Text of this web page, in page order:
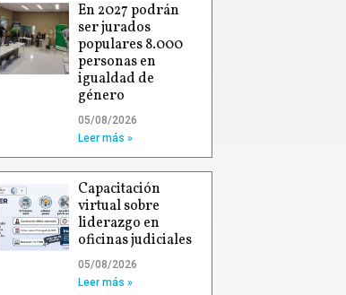
En 2027 podrán
ser jurados
populares 8.000
personas en
igualdad de
género
05/08/2026
Leer más »
Capacitación
virtual sobre
liderazgo en
oficinas judiciales
05/08/2026
Leer más »